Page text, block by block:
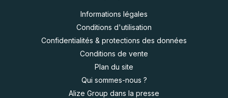
Informations légales
Conditions d'utilisation
Confidentialités & protections des données
Conditions de vente
Plan du site
Qui sommes-nous ?
Alize Group dans la presse